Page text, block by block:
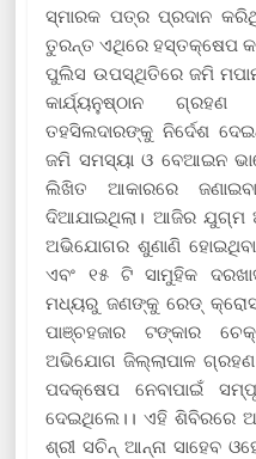
ସ୍ମାରକ ପତ୍ର ପ୍ରଦାନ
ତୁରନ୍ତ ଏଥିରେ ହସ୍ତକ୍ଷେପ
ପୁଲିସ ଉପସ୍ଥିତିରେ ଜମି
କାର୍ଯ୍ୟନୁଷ୍ଠାନ
ତହସିଲଦାରଙ୍କୁ ନିର୍ଦେଶ
ଜମି ସମସ୍ୟା ଓ ବେଆଇନ
ଲିଖିତ ଆକାରରେ
ଦିଆଯାଇଥିଲା। ଆଜିର ଯୁଗ୍ମ
ଅଭିଯୋଗର ଶୁଣାଣି
ଏବଂ ୧୫ ଟି ସାମୁହିକ
ମଧ୍ୟରୁ ଜଣଙ୍କୁ ରେଡ୍ କ୍ରୋସ
ପାଞ୍ଚହଜାର ଟଙ୍କାର
ଅଭିଯୋଗ ଜିଲ୍ଲାପାଳ
ପଦକ୍ଷେପ ନେବାପାଇଁ
ଦେଇଥିଲେ।। ଏହି ଶିବିରରେ
ଶ୍ରୀ ସଚିନ୍ ଆନ୍ନା ସାହେବ